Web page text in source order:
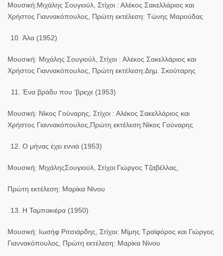
Μουσική:Μιχάλης Σουγιούλ, Στίχοι : Αλέκος Σακελλάριος και
Χρήστος Γιαννακόπουλος, Πρώτη εκτέλεση: Τώνης Μαρούδας
Άλα (1952)
Μουσική: Μιχάλης Σουγιούλ, Στίχοι : Αλέκος Σακελλάριος και
Χρήστος Γιαννακόπουλος, Πρώτη εκτέλεση:Δημ. Σκούταρης
Ένα βράδυ που ‘βρεχε (1953)
Μουσική: Νίκος Γούναρης, Στίχοι : Αλέκος Σακελλάριος και
Χρήστος Γιαννακόπουλος,Πρώτη εκτέλεση:Νίκος Γούναρης
Ο μήνας έχει εννιά (1953)
Μουσική: ΜιχάληςΣουγιούλ, Στίχοι:Γιώργος Τζαβέλλας,
Πρώτη εκτέλεση: Μαρίκα Νίνου
Η Ταμπακιέρα (1950)
Μουσική: Ιωσήφ Ριτσιάρδης, Στίχοι: Μίμης Τραϊφόρος και Γιώργος
Γιαννακόπουλος, Πρώτη εκτέλεση: Μαρίκα Νίνου